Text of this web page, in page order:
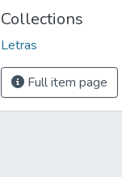
Collections
Letras
Full item page